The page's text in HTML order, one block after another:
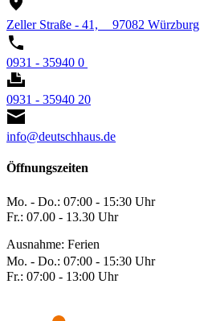
Zeller Straße - 41, 97082 Würzburg
0931 - 35940 0
0931 - 35940 20
info@deutschhaus.de
Öffnungszeiten
Mo. - Do.: 07:00 - 15:30 Uhr
Fr.: 07.00 - 13.30 Uhr
Ausnahme: Ferien
Mo. - Do.: 07:00 - 15:30 Uhr
Fr.: 07:00 - 13:00 Uhr